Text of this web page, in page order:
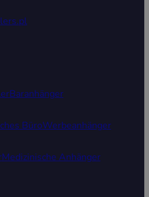
Baranhänger
BüroWerbeanhänger
Medizinische Anhänger